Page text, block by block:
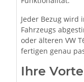
Jeder Bezug
Fahrzeugs
oder älteren VW
fertigen genau
Ihre